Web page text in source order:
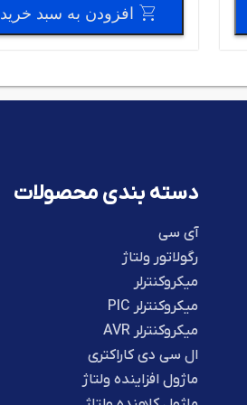
افزودن به سبد خرید
دسته بندی محصولات
آی سی
رگولاتور ولتاژ
میکروکنترلر
میکروکنترلر PIC
میکروکنترلر AVR
ال سی دی کاراکتری
ماژول افزاینده ولتاژ